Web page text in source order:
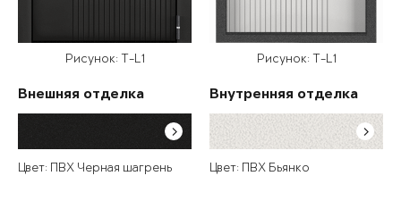
Рисунок: T-L1
Внешняя отделка
Цвет: ПВХ Черная шагрень
Рисунок: T-L1
Внутренняя отделка
Цвет: ПВХ Бьянко